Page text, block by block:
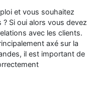
et vous souhaitez
Si oui alors vous devez
avec les clients.
axé sur la
il est important de